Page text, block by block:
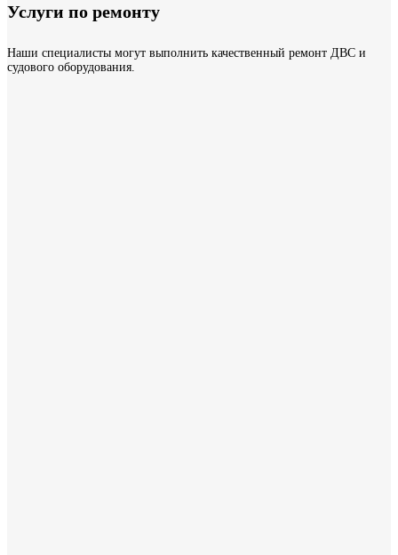
Услуги по ремонту
Наши специалисты могут выполнить качественный ремонт ДВС и
судового оборудования.